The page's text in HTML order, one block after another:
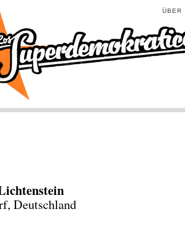
ÜBER
Deutschland